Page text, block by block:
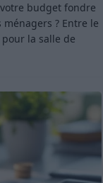
budget fondre
? Entre le
la salle de